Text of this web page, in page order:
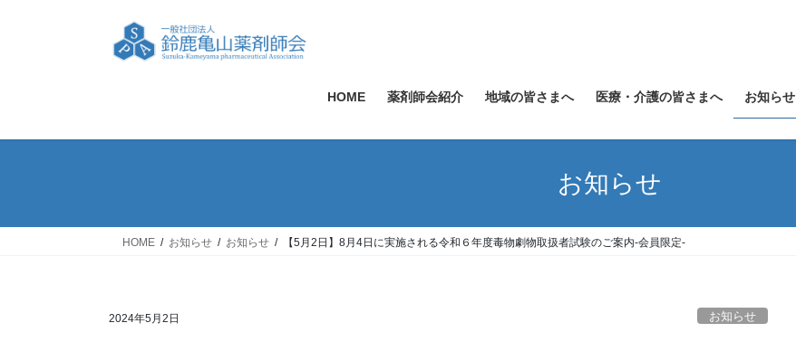
ス
ン
HOME 薬剤師会紹介 地域の皆さまへ 医療・介護の皆さまへ お知らせ
お知らせ
HOME お知らせ お知らせ 【5月2日】8月4日に実施される令和６年度毒物劇物取扱者試験のご案内-会員限定-
2024年5月2日 お知らせ